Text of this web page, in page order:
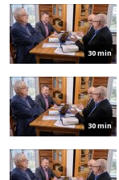
30 min
30 min